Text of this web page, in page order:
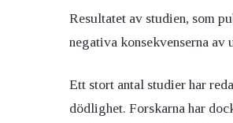
Resultatet av studien, som
negativa konsekvenserna
Ett stort antal studier har
dödlighet. Forskarna har